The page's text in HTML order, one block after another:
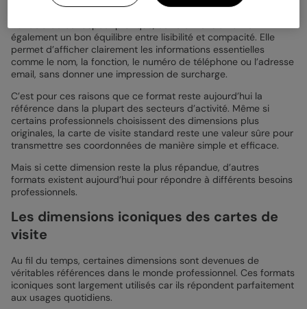
consultée plus tard.
également un bon équilibre entre lisibilité et compacité. Elle
permet d’afficher clairement les informations essentielles
comme le nom, la fonction, le numéro de téléphone ou l’adresse
email, sans donner une impression de surcharge.
C’est pour ces raisons que ce format reste aujourd’hui la
référence dans la plupart des secteurs d’activité. Même si
certains professionnels choisissent des dimensions plus
originales, la carte de visite standard reste une valeur sûre pour
transmettre ses coordonnées de manière simple et efficace.
Mais si cette dimension reste la plus répandue, d’autres
formats existent aujourd’hui pour répondre à différents besoins
professionnels.
Les dimensions iconiques des cartes de
visite
Au fil du temps, certaines dimensions sont devenues de
véritables références dans le monde professionnel. Ces formats
iconiques sont largement utilisés car ils répondent parfaitement
aux usages quotidiens.